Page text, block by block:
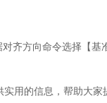
齐方向命令选择【
用的信息，帮助大